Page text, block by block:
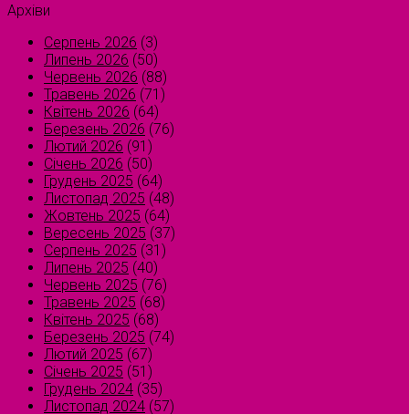
Архіви
Серпень 2026 (3)
Липень 2026 (50)
Червень 2026 (88)
Травень 2026 (71)
Квітень 2026 (64)
Березень 2026 (76)
Лютий 2026 (91)
Січень 2026 (50)
Грудень 2025 (64)
Листопад 2025 (48)
Жовтень 2025 (64)
Вересень 2025 (37)
Серпень 2025 (31)
Липень 2025 (40)
Червень 2025 (76)
Травень 2025 (68)
Квітень 2025 (68)
Березень 2025 (74)
Лютий 2025 (67)
Січень 2025 (51)
Грудень 2024 (35)
Листопад 2024 (57)